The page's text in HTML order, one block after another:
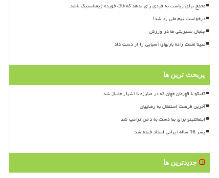
مجمع برای ریاست به فردی رای بدهد که خاک خورده ژیمناستیک باشد
درخواست تیم ملی رد شد!
جنجال سلبریتی ها در ورزش
مبینا نعمت زاده بازیهای آسیایی را از دست داد
پربحث ترین ها
گفتگو با قهرمان جهان که در مبارزه با اشرار جانباز شد
آخرین فرصت استقلال به رضاییان
اینفانتینو برای بقا دست به دامن ترامپ شد
پسر 16 ساله ایرانی استاد فیده شد
جدیدترین ها